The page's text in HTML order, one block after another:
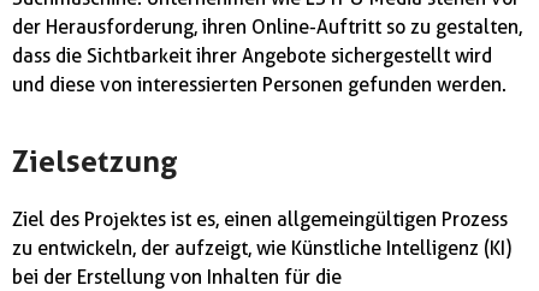
der Herausforderung, ihren Online-Auftritt so zu gestalten,
dass die Sichtbarkeit ihrer Angebote sichergestellt wird
und diese von interessierten Personen gefunden werden.
Zielsetzung
Ziel des Projektes ist es, einen allgemeingültigen Prozess
zu entwickeln, der aufzeigt, wie Künstliche Intelligenz (KI)
bei der Erstellung von Inhalten für die